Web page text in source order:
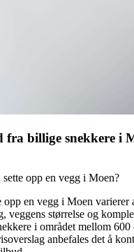
fra billige snekkere i
opp en vegg i Moen?
opp en vegg i Moen
veggens størrelse og
i området mellom
anbefales det å